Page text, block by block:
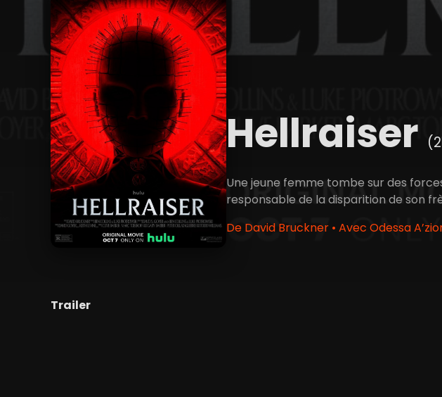
Hellraiser
Une jeune femme tombe sur des
responsable de la disparition de son
De David Bruckner • Avec Odessa
Trailer